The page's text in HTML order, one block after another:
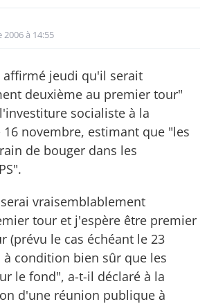
à 14:55
affirmé jeudi qu'il serait
deuxième au premier tour"
socialiste à la
novembre, estimant que "les
de bouger dans les
vraisemblablement
tour et j'espère être premier
(prévu le cas échéant le 23
condition bien sûr que les
le fond", a-t-il déclaré à la
d'une réunion publique à